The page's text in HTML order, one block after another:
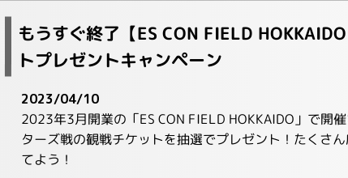
もうすぐ終了【ES CON FIELD
トプレゼントキャンペーン
2023/04/10
2023年3月開業の「ES CON FIELD HOKKAIDO」で開
ターズ戦の観戦チケットを抽選でプレゼント！たくさ
てよう！